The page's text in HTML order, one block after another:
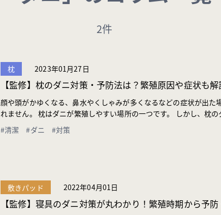
2件
枕 2023年01月27日
【監修】枕のダニ対策・予防法は？繁殖原因や症状も解
顔や頭がかゆくなる、鼻水やくしゃみが多くなるなどの症状が出た
れません。 枕はダニが繁殖しやすい場所の一つです。 しかし、枕
#清潔
#ダニ #対策
敷きパッド 2022年04月01日
【監修】寝具のダニ対策が丸わかり！繁殖時期から予